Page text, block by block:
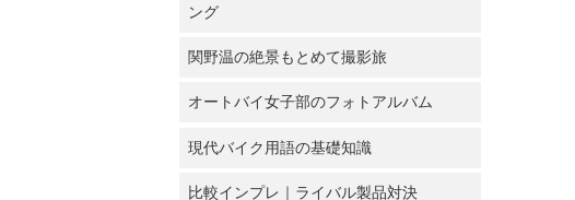
ング
関野温の絶景もとめて撮影旅
オートバイ女子部のフォトアルバム
現代バイク用語の基礎知識
比較インプレ｜ライバル製品対決